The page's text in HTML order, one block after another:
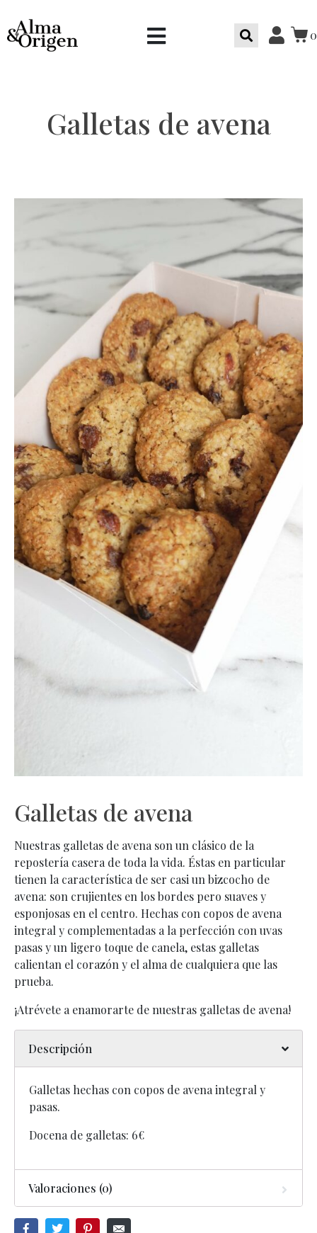
0
Galletas de avena
Galletas de avena
Nuestras galletas de avena son un clásico de la
repostería casera de toda la vida. Éstas en particular
tienen la característica de ser casi un bizcocho de
avena: son crujientes en los bordes pero suaves y
esponjosas en el centro. Hechas con copos de avena
integral y complementadas a la perfección con uvas
pasas y un ligero toque de canela, estas galletas
calientan el corazón y el alma de cualquiera que las
prueba.
¡Atrévete a enamorarte de nuestras galletas de avena!
Descripción
Galletas hechas con copos de avena integral y
pasas.
Docena de galletas: 6€
Valoraciones (0)